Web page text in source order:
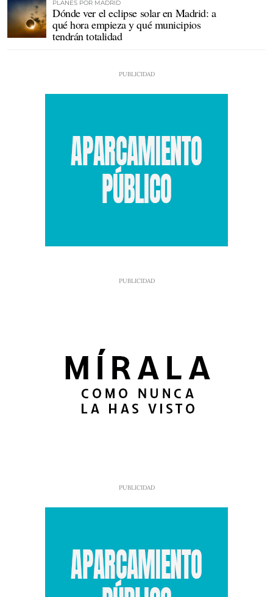
PLANES POR MADRID
Dónde ver el eclipse solar en Madrid: a
qué hora empieza y qué municipios
tendrán totalidad